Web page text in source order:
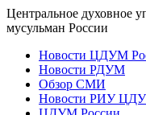
Центральное духовное
мусульман России
Новости ЦДУМ
Новости РДУМ
Обзор СМИ
Новости РИУ